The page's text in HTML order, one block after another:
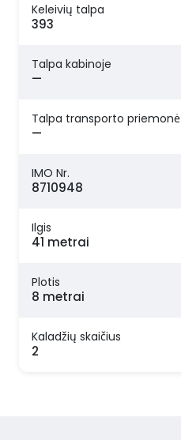
Keleivių talpa
393
Talpa kabinoje
—
Talpa transporto priemonė
—
IMO Nr.
8710948
Ilgis
41 metrai
Plotis
8 metrai
Kaladžių skaičius
2